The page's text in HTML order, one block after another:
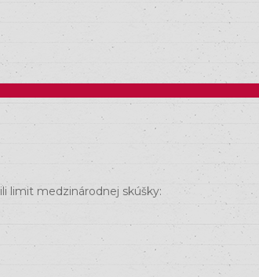
limit medzinárodnej skúšky: